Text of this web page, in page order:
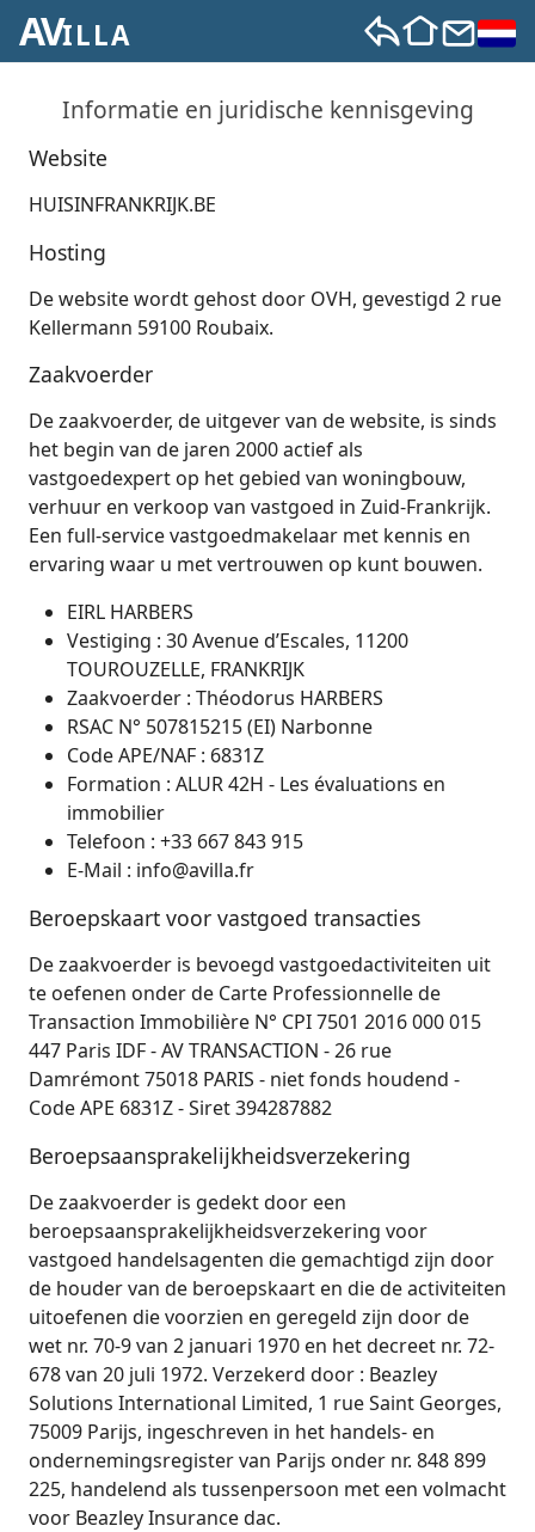
AVILLA
Informatie en juridische kennisgeving
Website
HUISINFRANKRIJK.BE
Hosting
De website wordt gehost door OVH, gevestigd 2 rue
Kellermann 59100 Roubaix.
Zaakvoerder
De zaakvoerder, de uitgever van de website, is sinds
het begin van de jaren 2000 actief als
vastgoedexpert op het gebied van woningbouw,
verhuur en verkoop van vastgoed in Zuid-Frankrijk.
Een full-service vastgoedmakelaar met kennis en
ervaring waar u met vertrouwen op kunt bouwen.
EIRL HARBERS
Vestiging : 30 Avenue d’Escales, 11200
TOUROUZELLE, FRANKRIJK
Zaakvoerder : Théodorus HARBERS
RSAC N° 507815215 (EI) Narbonne
Code APE/NAF : 6831Z
Formation : ALUR 42H - Les évaluations en
immobilier
Telefoon : +33 667 843 915
E-Mail : info@avilla.fr
Beroepskaart voor vastgoed transacties
De zaakvoerder is bevoegd vastgoedactiviteiten uit
te oefenen onder de Carte Professionnelle de
Transaction Immobilière N° CPI 7501 2016 000 015
447 Paris IDF - AV TRANSACTION - 26 rue
Damrémont 75018 PARIS - niet fonds houdend -
Code APE 6831Z - Siret 394287882
Beroepsaansprakelijkheidsverzekering
De zaakvoerder is gedekt door een
beroepsaansprakelijkheidsverzekering voor
vastgoed handelsagenten die gemachtigd zijn door
de houder van de beroepskaart en die de activiteiten
uitoefenen die voorzien en geregeld zijn door de
wet nr. 70-9 van 2 januari 1970 en het decreet nr. 72-
678 van 20 juli 1972. Verzekerd door : Beazley
Solutions International Limited, 1 rue Saint Georges,
75009 Parijs, ingeschreven in het handels- en
ondernemingsregister van Parijs onder nr. 848 899
225, handelend als tussenpersoon met een volmacht
voor Beazley Insurance dac.